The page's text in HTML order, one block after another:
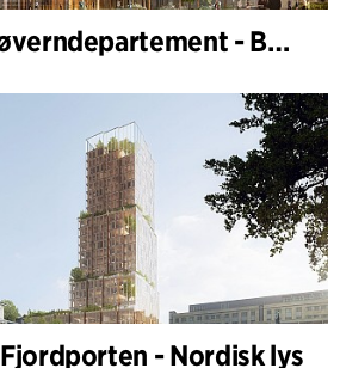
Det tyske miljøverndepartement - BMUKN
Fjordporten - Nordisk lys